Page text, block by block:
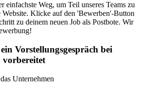
einfachste Weg, um Teil unseres Teams zu
Website. Klicke auf den 'Bewerben'-Button
zu deinem neuen Job als Postbote. Wir
Vorstellungsgespräch bei
vorbereitet
Unternehmen